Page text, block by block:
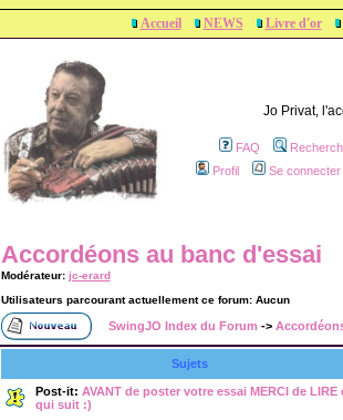
Accueil NEWS Livre d'or
Jo Privat,
FAQ
Profil
Se
Accordéons au banc d'essai
Modérateur: jc-erard
Utilisateurs parcourant actuellement ce forum: Aucun
SwingJO Index du Forum ->
Sujets
Post-it: AVANT de poster votre essai MERCI de LIRE
qui suit :)